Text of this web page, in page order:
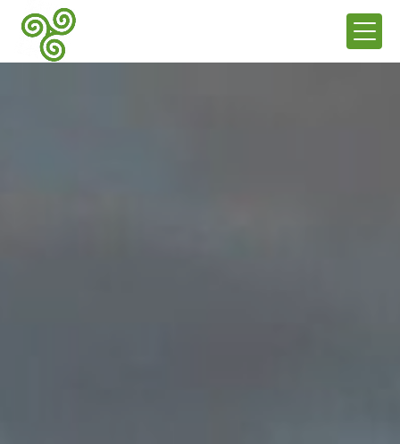
Panneau de gestion des cookies